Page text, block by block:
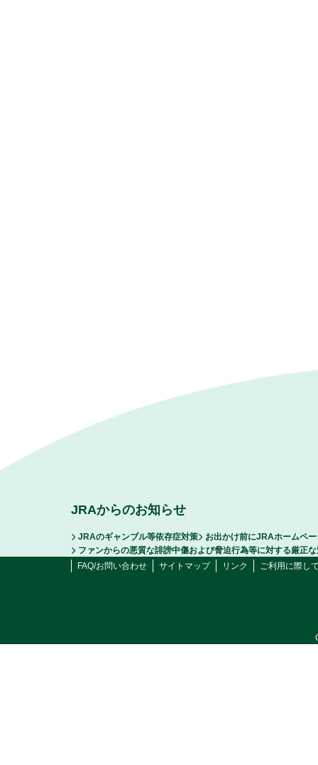
JRAからのお知らせ
JRAのギャンブル等依存症対策
お出かけ前にJRAホームペ
ファンからの悪質な誹謗中傷および脅迫行為等に対する厳正
FAQ/お問い合わせ
サイトマップ リンク ご利用に際し